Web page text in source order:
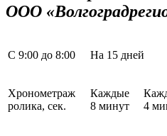
ООО
С 9:00 до 8:00 На 15 дней
Хронометраж
ролика, сек.
Каждые
8 минут
4